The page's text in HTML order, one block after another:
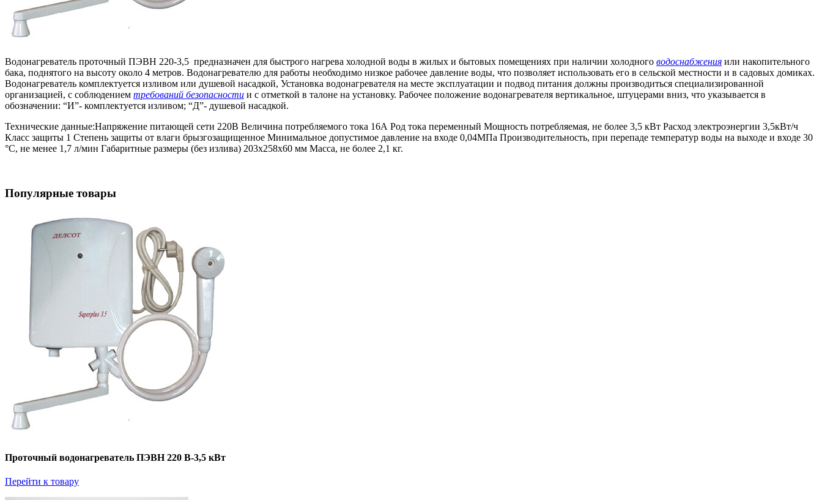
Водонагреватель проточный ПЭВH 220-3,5 предназначен для быстрого нагрева холодной воды в жилых и бытовых помещениях при наличии холодного водоснабжения или накопительного
бака, поднятого на высоту около 4 метров. Водонагревателю для работы необходимо низкое рабочее давление воды, что позволяет использовать его в сельской местности и в садовых домиках.
Водонагреватель комплектуется изливом или душевой насадкой, Установка водонагревателя на месте эксплуатации и подвод питания должны производиться специализированной
организацией, с соблюдением требований безопасности и с отметкой в талоне на установку. Рабочее положение водонагревателя вертикальное, штуцерами вниз, что указывается в
обозначении: “И”- комплектуется изливом; “Д”- душевой насадкой.
Технические данные:Hапряжение питающей сети 220В Величина потребляемого тока 16А Род тока переменный Мощность потребляемая, не более 3,5 кВт Расход электроэнергии 3,5кВт/ч
Класс защиты 1 Степень защиты от влаги брызгозащищенное Минимальное допустимое давление на входе 0,04МПа Производительность, при перепаде температур воды на выходе и входе 30
°С, не менее 1,7 л/мин Габаритные размеры (без излива) 203х258х60 мм Масса, не более 2,1 кг.
Популярные товары
Проточный водонагреватель ПЭВН 220 В-3,5 кВт
Перейти к товару